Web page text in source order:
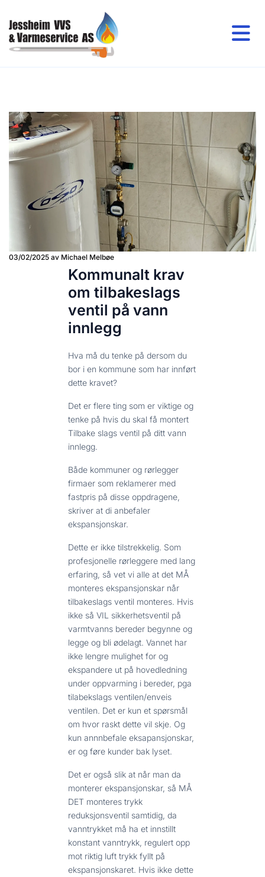
03/02/2025 av Michael Melbøe
Kommunalt krav
om tilbakeslags
ventil på vann
innlegg
Hva må du tenke på dersom du
bor i en kommune som har innført
dette kravet?
Det er flere ting som er viktige og
tenke på hvis du skal få montert
Tilbake slags ventil på ditt vann
innlegg.
Både kommuner og rørlegger
firmaer som reklamerer med
fastpris på disse oppdragene,
skriver at di anbefaler
ekspansjonskar.
Dette er ikke tilstrekkelig. Som
profesjonelle rørleggere med lang
erfaring, så vet vi alle at det MÅ
monteres ekspansjonskar når
tilbakeslags ventil monteres. Hvis
ikke så VIL sikkerhetsventil på
varmtvanns bereder begynne og
legge og bli ødelagt. Vannet har
ikke lengre mulighet for og
ekspandere ut på hovedledning
under oppvarming i bereder, pga
tilabekslags ventilen/enveis
ventilen. Det er kun et spørsmål
om hvor raskt dette vil skje. Og
kun annnbefale eksapansjonskar,
er og føre kunder bak lyset.
Det er også slik at når man da
monterer ekspansjonskar, så MÅ
DET monteres trykk
reduksjonsventil samtidig, da
vanntrykket må ha et innstillt
konstant vanntrykk, regulert opp
mot riktig luft trykk fyllt på
ekspansjonskaret. Hvis ikke dette